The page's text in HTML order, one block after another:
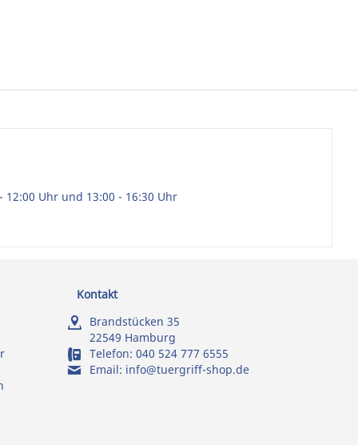
Uhr und 13:00 - 16:30 Uhr
Kontakt
Brandstücken 35
22549 Hamburg
Telefon: 040 524 777 6555
Email: info@tuergriff-shop.de